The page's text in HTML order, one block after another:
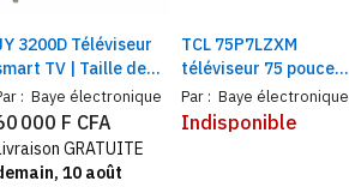
3200D Téléviseur
TV | Taille de
: 32"
: Baye électronique
000 F CFA
GRATUITE
10 août
TCL 75P7LZXM
téléviseur 75 pouces
4K UHD WiFi
bluetooth – Smart
Par : Baye électronique
Indisponible